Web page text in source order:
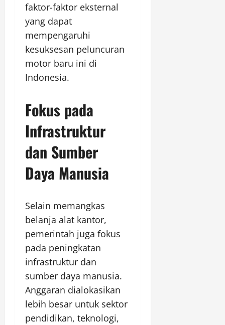
faktor-faktor eksternal
yang dapat
mempengaruhi
kesuksesan peluncuran
motor baru ini di
Indonesia.
Fokus pada
Infrastruktur
dan Sumber
Daya Manusia
Selain memangkas
belanja alat kantor,
pemerintah juga fokus
pada peningkatan
infrastruktur dan
sumber daya manusia.
Anggaran dialokasikan
lebih besar untuk sektor
pendidikan, teknologi,